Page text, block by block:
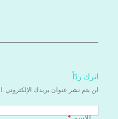
اترك ردّاً
لن يتم نشر عنوان بريدك الإلكتروني.